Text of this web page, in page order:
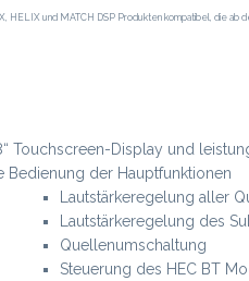
HELIX und MATCH DSP Produkten kompatibel, die ab
Touchscreen-Display und
Bedienung der Hauptfunktionen
Lautstärkeregelung aller
Lautstärkeregelung des
Quellenumschaltung
Steuerung des HEC BT